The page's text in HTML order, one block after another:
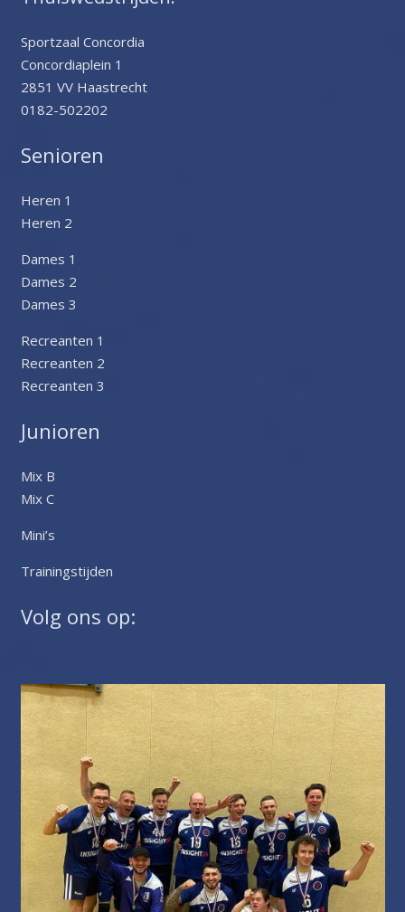
Sportzaal Concordia
Concordiaplein 1
2851 VV Haastrecht
0182-502202
Senioren
Heren 1
Heren 2
Dames 1
Dames 2
Dames 3
Recreanten 1
Recreanten 2
Recreanten 3
Junioren
Mix B
Mix C
Mini’s
Trainingstijden
Volg ons op: